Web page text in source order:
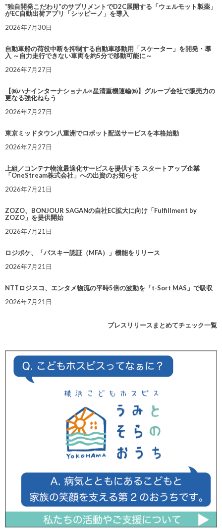
“独自開発こだわり”のサプリメントでD2C展開する「ウェルモット製薬」
がEC自動出荷アプリ「シッピーノ」を導入
2026年7月30日
自動車船の荷役中断を抑制する自動車移動用「スケーター」を開発・導
入 ～自力走行できない車両を約5分で移動可能に～
2026年7月27日
【㈱ハナインターナショナル×星清重機運輸㈱】グループ会社で販売力の
更なる強化ねらう
2026年7月27日
東京ミッドタウン八重洲でロボット配送サービスを本格始動
2026年7月27日
上組／コンテナ物流最適化サービスを提供する スタートアップ企業
「OneStream株式会社」への出資のお知らせ
2026年7月21日
ZOZO、BONJOUR SAGANの自社EC拡大に向け「Fulfillment by
ZOZO」を提供開始
2026年7月21日
ロジポケ、「パスキー認証（MFA）」機能をリリース
2026年7月21日
NTTロジスコ、エンタメ物流の平時5倍の波動を「t-Sort MAS」で吸収
2026年7月21日
プレスリリースまとめてチェック一覧